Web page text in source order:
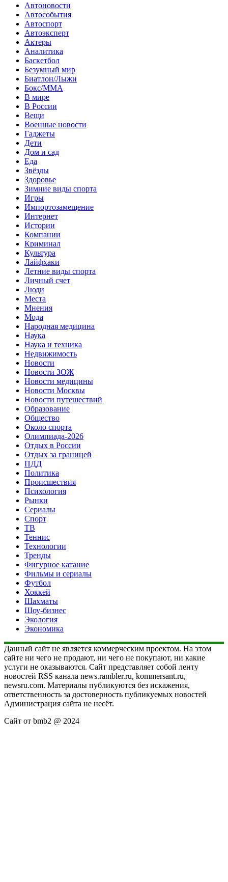
Автоновости
Автособытия
Автоспорт
Автоэксперт
Актеры
Аналитика
Баскетбол
Безумный мир
Биатлон/Лыжи
Бокс/MMA
В мире
В России
Вещи
Военные новости
Гаджеты
Дети
Дом и сад
Еда
Звёзды
Здоровье
Зимние виды спорта
Игры
Импортозамещение
Интернет
Истории
Компании
Криминал
Культура
Лайфхаки
Летние виды спорта
Личный счет
Люди
Места
Мнения
Мода
Народная медицина
Наука
Наука и техника
Недвижимость
Новости
Новости ЗОЖ
Новости медицины
Новости Москвы
Новости путешествий
Образование
Общество
Около спорта
Олимпиада-2026
Отдых в России
Отдых за границей
ПДД
Политика
Происшествия
Психология
Рынки
Сериалы
Спорт
ТВ
Теннис
Технологии
Тренды
Фигурное катание
Фильмы и сериалы
Футбол
Хоккей
Шахматы
Шоу-бизнес
Экология
Экономика
Данный сайт не является коммерческим проектом. На этом
сайте ни чего не продают, ни чего не покупают, ни какие
услуги не оказываются. Сайт представляет собой ленту
новостей RSS канала news.rambler.ru, kommersant.ru,
newsru.com. Материалы публикуются без искажения,
ответственность за достоверность публикуемых новостей
Администрация сайта не несёт.
Сайт от bmb2 @ 2024